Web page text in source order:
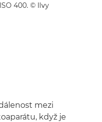
400. © Ilvy
mezi
když je